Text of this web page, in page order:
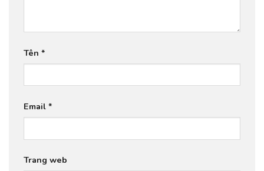
Tên *
Email *
Trang web